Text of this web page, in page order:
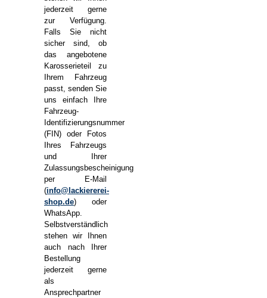
jederzeit gerne
zur Verfügung.
Falls Sie nicht
sicher sind, ob
das angebotene
Karosserieteil zu
Ihrem Fahrzeug
passt, senden Sie
uns einfach Ihre
Fahrzeug-
Identifizierungsnummer
(FIN) oder Fotos
Ihres Fahrzeugs
und Ihrer
Zulassungsbescheinigung
per E-Mail
(info@lackiererei-
shop.de) oder
WhatsApp.
Selbstverständlich
stehen wir Ihnen
auch nach Ihrer
Bestellung
jederzeit gerne
als
Ansprechpartner